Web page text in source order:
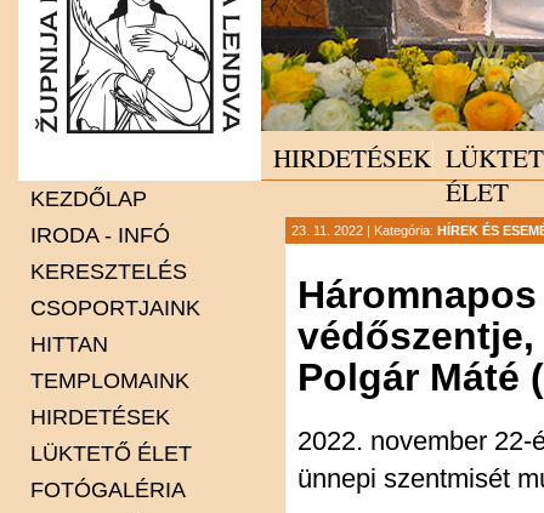
HIRDETÉSEK
ÉLET
KEZDŐLAP
IRODA - INFÓ
KERESZTELÉS
CSOPORTJAINK
Karitász
Minisztránsok
Pasztorális tanács
Spiritus Gaudi énekkar
HITTAN
TEMPLOMAINK
Alsólakos
Csente
Felsőlakos
HIRDETÉSEK
LÜKTETŐ ÉLET
FOTÓGALÉRIA
23. 11. 2022 | Kategória: HÍREK ÉS
Polgár Máté
2022. november 22-
ünnepi szentmisét